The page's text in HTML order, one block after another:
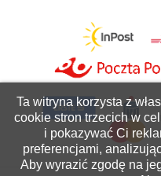
Ta witryna korzysta z
cookie stron trzecich w
i pokazywać Ci
preferencjami,
Aby wyrazić zgodę na